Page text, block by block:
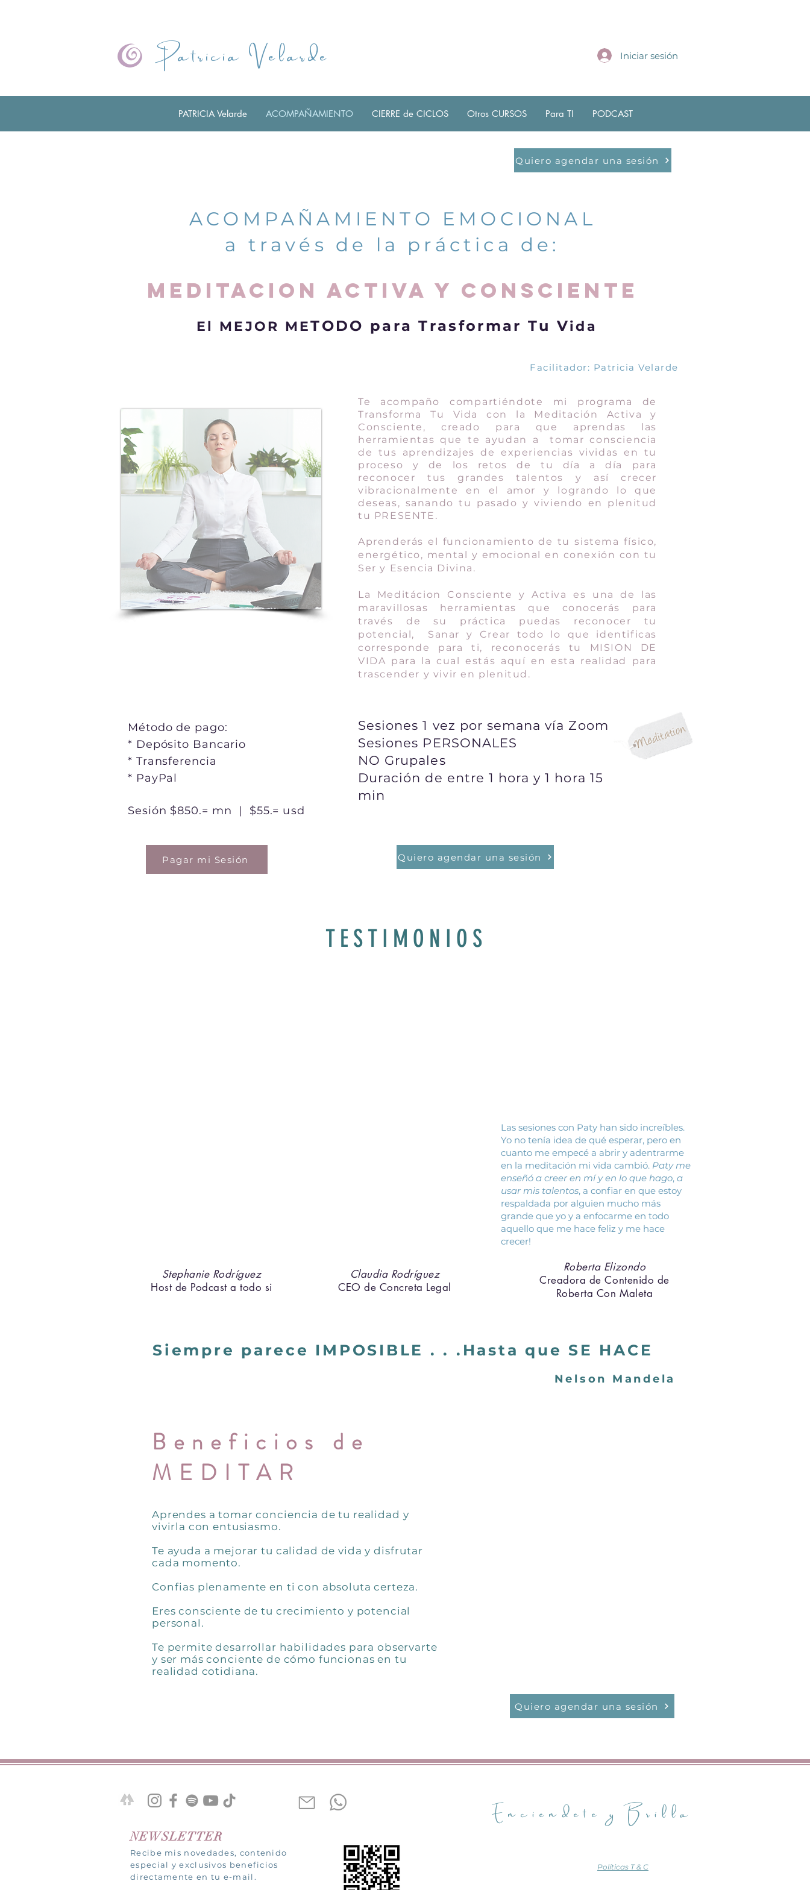
Patricia Velarde Iniciar sesión
PATRICIA Velarde ACOMPAÑAMIENTO CIERRE de CICLOS Otros CURSOS Para TI PODCAST
Quiero agendar una sesión
ACOMPAÑAMIENTO EMOCIONAL
a través de la práctica de:
MEDITACION ACTIVA y CONSCIENTE
El MEJOR METODO para Trasformar Tu Vida
Facilitador: Patricia Velarde
Te acompaño compartiéndote
mi programa de
Transforma Tu Vida con la Meditación Activa y
Consciente, creado para que aprendas las
herramientas que te ayudan a tomar consciencia
de tus aprendizajes de experiencias vividas en tu
proceso y de los retos de tu día a día para
reconocer tus grandes talentos y así crecer
vibracionalmente en el amor y logrando lo que
deseas, sanando tu pasado y viviendo en plenitud
tu PRESENTE.
Aprenderás el funcionamiento de tu sistema físico,
energético, mental y emocional en conexión con tu
Ser y Esencia Divina.
La Meditácion Consciente y Activa es una de las
maravillosas herramientas que conocerás para
través de su práctica puedas reconocer tu
potencial, Sanar y Crear todo lo que identificas
corresponde para ti, reconocerás tu MISION DE
VIDA para la cual estás aquí en esta realidad para
trascender y vivir en plenitud.
Sesiones 1 vez por semana vía Zoom
Sesiones PERSONALES
NO Grupales
Duración de entre 1 hora y 1 hora 15
min
Método de pago:
* Depósito Bancario
* Transferencia
* PayPal
Sesión $850.= mn | $55.= usd
Pagar mi Sesión Quiero agendar una sesión
TESTIMONIOS
Las sesiones con Paty han sido increíbles.
Yo no tenía idea de qué esperar, pero en
cuanto me empecé a abrir y adentrarme
en la meditación mi vida cambió. Paty me
enseñó a creer en mí y en lo que hago, a
usar mis talentos, a confiar en que estoy
respaldada por alguien mucho más
grande que yo y a enfocarme en todo
aquello que me hace feliz y me hace
crecer!
Stephanie Rodríguez
Host de Podcast a todo si
Claudia Rodríguez
CEO de Concreta Legal
Roberta Elizondo
Creadora de Contenido de
Roberta Con Maleta
Siempre parece IMPOSIBLE . . .Hasta que SE HACE
Nelson Mandela
Beneficios de
MEDITAR
Aprendes a tomar conciencia de tu realidad y
vivirla con entusiasmo.
Te ayuda a mejorar tu calidad de vida y disfrutar
cada momento.
Confias plenamente en ti con absoluta certeza.
Eres consciente de tu crecimiento y potencial
personal.
Te permite desarrollar habilidades para observarte
y ser más conciente de cómo funcionas en tu
realidad cotidiana.
Quiero agendar una sesión
NEWSLETTER
Recibe mis novedades, contenido
especial y exclusivos beneficios
directamente en tu e-mail.
Enciendete y Brilla
Políticas T & C